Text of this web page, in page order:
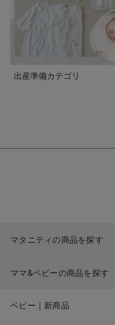
出産準備カテゴリ
マタニティの商品を探す
ママ&ベビーの商品を探す
ベビー｜新商品